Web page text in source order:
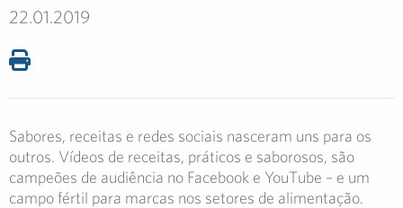
22.01.2019
Sabores, receitas e redes sociais nasceram uns para os
outros. Vídeos de receitas, práticos e saborosos, são
campeões de audiência no Facebook e YouTube – e um
campo fértil para marcas nos setores de alimentação.